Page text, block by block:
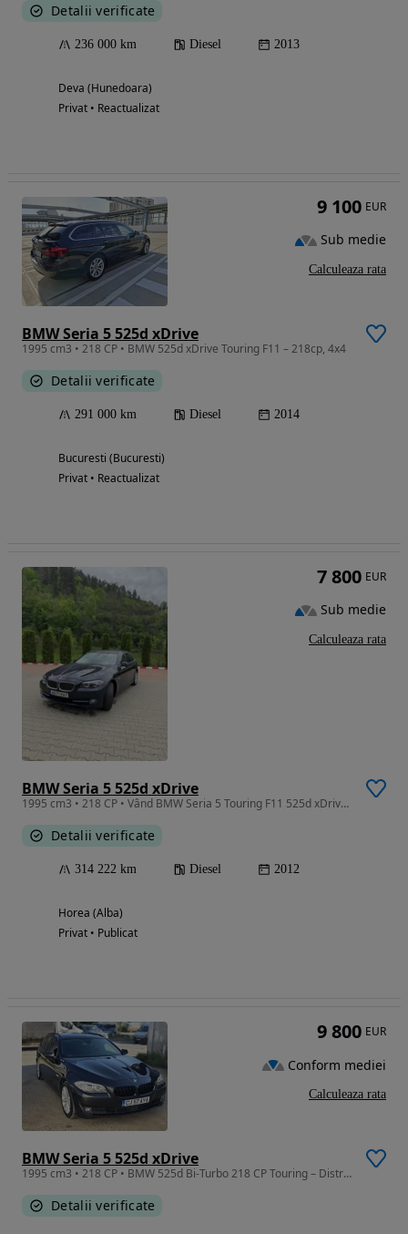
Detalii verificate
236 000 km Diesel 2013
Deva (Hunedoara)
Privat • Reactualizat
BMW Seria 5 525d xDrive
1995 cm3 • 218 CP • BMW 525d xDrive Touring F11 – 218cp, 4x4
Detalii verificate
291 000 km Diesel 2014
Bucuresti (Bucuresti)
Privat • Reactualizat
9 100 EUR
Sub medie
Calculeaza rata
BMW Seria 5 525d xDrive
1995 cm3 • 218 CP • Vând BMW Seria 5 Touring F11 525d xDrive, 218 CP
Detalii verificate
314 222 km Diesel 2012
Horea (Alba)
Privat • Publicat
7 800 EUR
Sub medie
Calculeaza rata
BMW Seria 5 525d xDrive
1995 cm3 • 218 CP • BMW 525d Bi-Turbo 218 CP Touring – Distronic, CarPlay/Android Auto
Detalii verificate
9 800 EUR
Conform mediei
Calculeaza rata